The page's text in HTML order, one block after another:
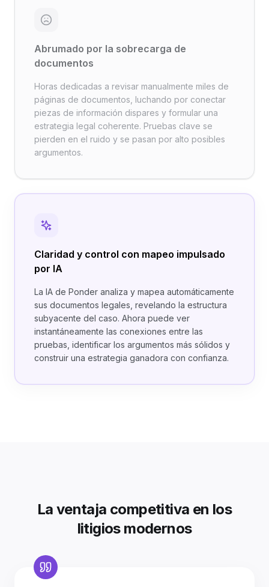
Abrumado por la sobrecarga de
documentos
Horas dedicadas a revisar manualmente miles de
páginas de documentos, luchando por conectar
piezas de información dispares y formular una
estrategia legal coherente. Pruebas clave se
pierden en el ruido y se pasan por alto posibles
argumentos.
Claridad y control con mapeo impulsado
por IA
La IA de Ponder analiza y mapea automáticamente
sus documentos legales, revelando la estructura
subyacente del caso. Ahora puede ver
instantáneamente las conexiones entre las
pruebas, identificar los argumentos más sólidos y
construir una estrategia ganadora con confianza.
La ventaja competitiva en los
litigios modernos